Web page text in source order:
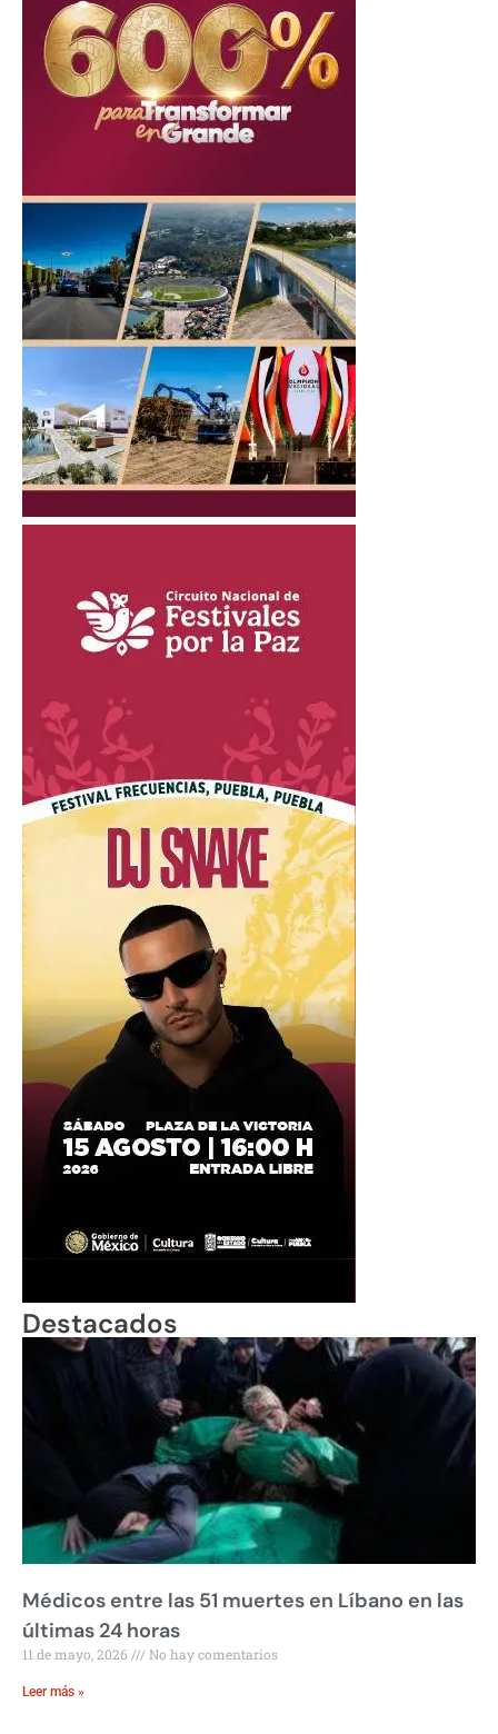
Destacados
Médicos entre las 51 muertes en Líbano en las
últimas 24 horas
11 de mayo, 2026 No hay comentarios
Leer más »